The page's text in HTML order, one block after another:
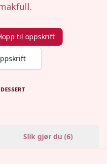
til oppskrift
DESSERT
Slik gjør du (6)